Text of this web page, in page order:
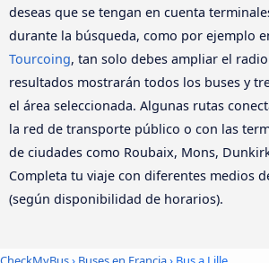
deseas que se tengan en cuenta
durante la búsqueda, como por ejemplo
Tourcoing, tan solo debes ampliar el
resultados mostrarán todos los buses y
el área seleccionada. Algunas rutas
la red de transporte público o con las
de ciudades como Roubaix, Mons,
Completa tu viaje con diferentes medios
(según disponibilidad de horarios).